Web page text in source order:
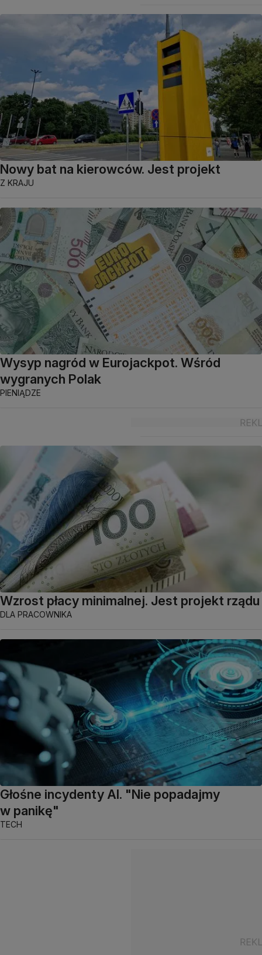
Nowy bat na kierowców. Jest projekt
Z KRAJU
Wysyp nagród w Eurojackpot. Wśród
wygranych Polak
PIENIĄDZE
Wzrost płacy minimalnej. Jest projekt rządu
DLA PRACOWNIKA
Głośne incydenty AI. "Nie popadajmy
w panikę"
TECH